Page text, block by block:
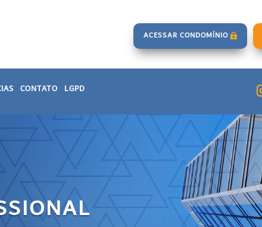
ACESSAR CONDOMÍNIO
CONTATO LGPD